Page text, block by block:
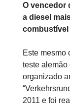
O vencedor
a diesel
combustível
Este mesmo
teste alemão
organizado
2011 e foi